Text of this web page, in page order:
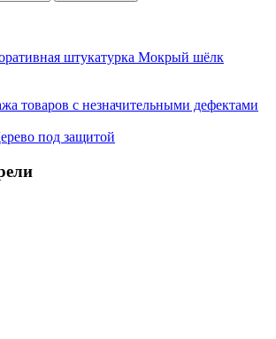
штукатурка Мокрый шёлк
товаров с незначительными дефектами
под защитой